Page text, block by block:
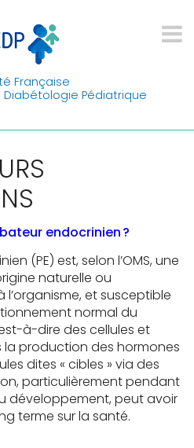
Française
Pédiatrique
endocrinien ?
(PE) est, selon l’OMS, une
naturelle ou
et susceptible
normal du
à-dire des cellules et
production des hormones
dites « cibles » via des
particulièrement pendant
développement, peut avoir
terme sur la santé.